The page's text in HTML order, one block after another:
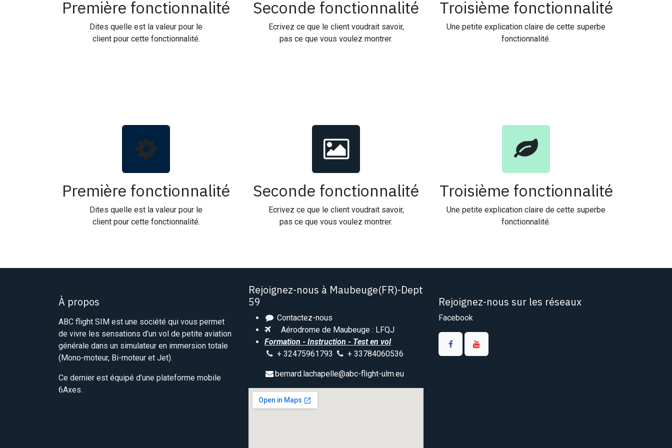
Première fonctionnalité
Dites quelle est la valeur pour le
client pour cette fonctionnalité.
Seconde fonctionnalité
Ecrivez ce que le client voudrait savoir,
pas ce que vous voulez montrer.
Troisième fonctionnalité
Une petite explication claire de cette superbe
fonctionnalité.
Première fonctionnalité
Dites quelle est la valeur pour le
client pour cette fonctionnalité.
Seconde fonctionnalité
Ecrivez ce que le client voudrait savoir,
pas ce que vous voulez montrer.
Troisième fonctionnalité
Une petite explication claire de cette superbe
fonctionnalité.
À propos
ABC flight SIM est une société qui vous permet
de vivre les sensations d’un vol de petite aviation
générale dans un simulateur en immersion totale
(Mono-moteur, Bi-moteur et Jet).
Ce dernier est équipé d’une plateforme mobile
6Axes.
Rejoignez-nous à Maubeuge(FR)-Dept
59
Contactez-nous
Aérodrome de Maubeuge : LFQJ
Formation - Instruction - Test en vol
+ 32475961793
+ 33784060536
bernard.lachapelle@abc-flight-ulm.eu
Rejoignez-nous sur les réseaux
Facebook